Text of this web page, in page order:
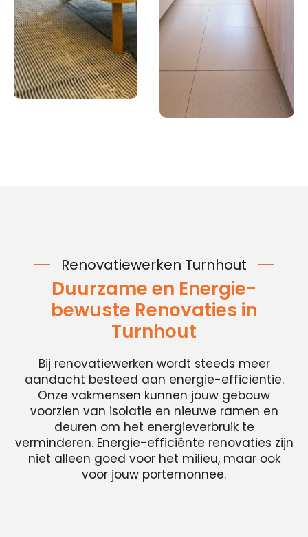
Renovatiewerken Turnhout
Duurzame en Energie-
bewuste Renovaties in
Turnhout
Bij renovatiewerken wordt steeds meer
aandacht besteed aan energie-efficiëntie.
Onze vakmensen kunnen jouw gebouw
voorzien van isolatie en nieuwe ramen en
deuren om het energieverbruik te
verminderen. Energie-efficiënte renovaties zijn
niet alleen goed voor het milieu, maar ook
voor jouw portemonnee.